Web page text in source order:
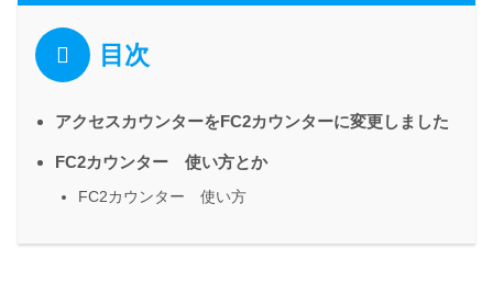
目次
アクセスカウンターをFC2カウンターに変更しました
FC2カウンター 使い方とか
FC2カウンター 使い方